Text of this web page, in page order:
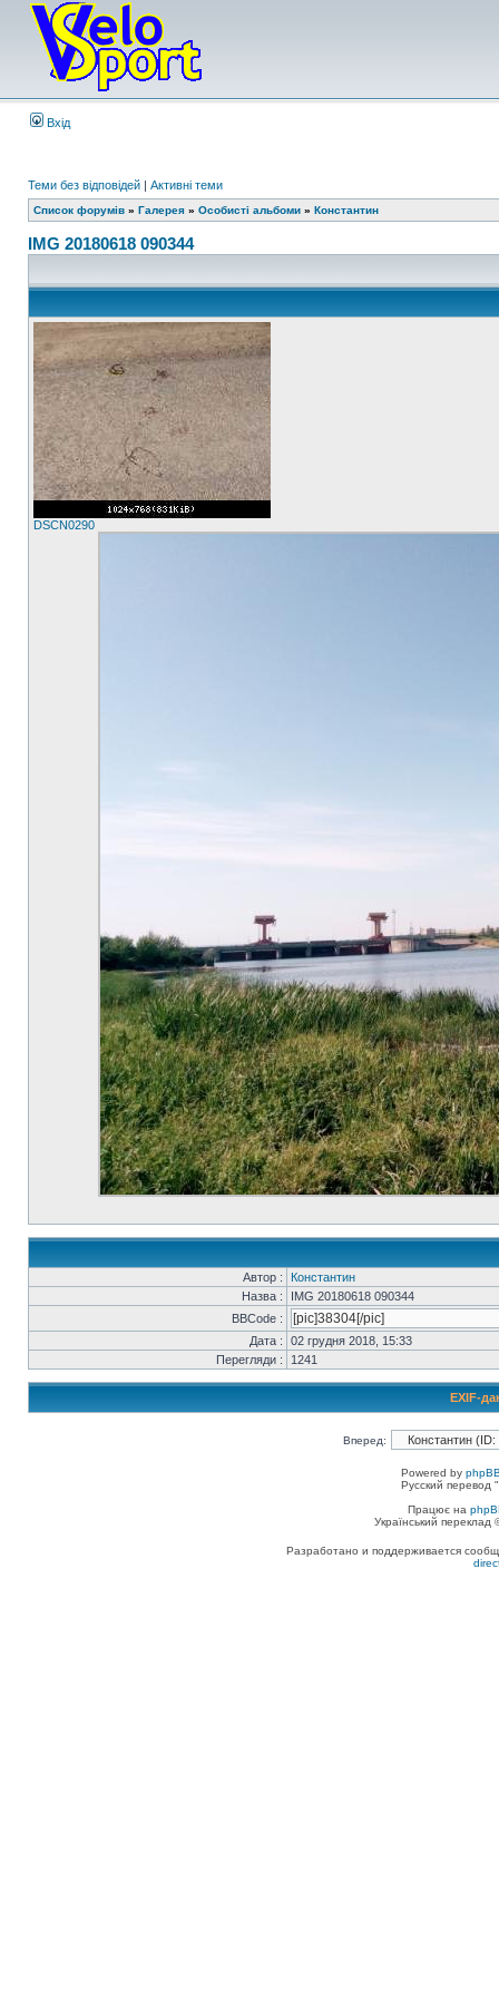
Вхід
Теми без відповідей | Активні теми
Список форумів » Галерея » Особисті альбоми » Константин
IMG 20180618 090344
DSCN0290
Автор :
Константин
Назва :
IMG 20180618 090344
BBCode :
Дата :
02 грудня 2018, 15:33
Перегляди :
1241
EXIF-
Вперед:
Powered by
Русский перевод
Працює на
Український
Разработано и поддерживается